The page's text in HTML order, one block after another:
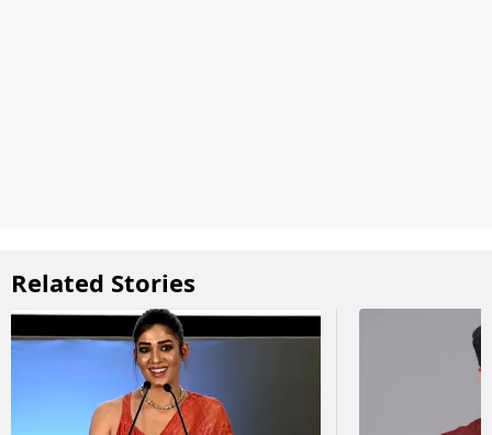
Related Stories